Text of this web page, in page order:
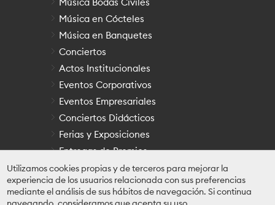
Música en Cócteles
Música en Banquetes
Conciertos
Actos Institucionales
Eventos Corporativos
Eventos Empresariales
Conciertos Didácticos
Ferias y Exposiciones
Entregas de Premios
Otras Festividades
Utilizamos cookies propias y de terceros para mejorar la
experiencia de los usuarios relacionada con sus preferencias
mediante el análisis de sus hábitos de navegación. Si continua